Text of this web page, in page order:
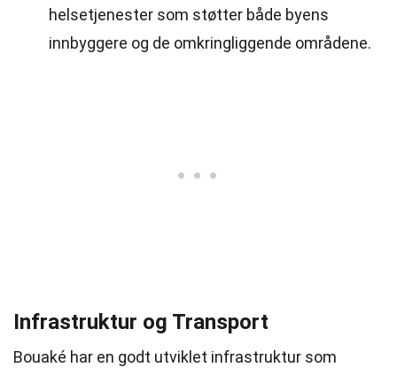
helsetjenester som støtter både byens
innbyggere og de omkringliggende områdene.
Infrastruktur og Transport
Bouaké har en godt utviklet infrastruktur som